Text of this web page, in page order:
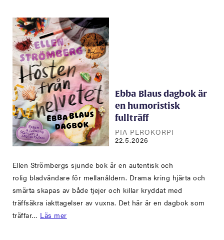
Ebba Blaus dagbok är
en humoristisk
fullträff
PIA PEROKORPI
22.5.2026
Ellen Strömbergs sjunde bok är en autentisk och
rolig bladvändare för mellanåldern. Drama kring hjärta och
smärta skapas av både tjejer och killar kryddat med
träffsäkra iakttagelser av vuxna. Det här är en dagbok som
träffar… Läs mer